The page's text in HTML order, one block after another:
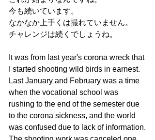
今も続いています。
なかなか上手くは撮れていません。
チャレンジは続くでしょうね。
It was from last year's corona wreck that
I started shooting wild birds in earnest.
Last January and February was a time
when the vocational school was
rushing to the end of the semester due
to the corona sickness, and the world
was confused due to lack of information.